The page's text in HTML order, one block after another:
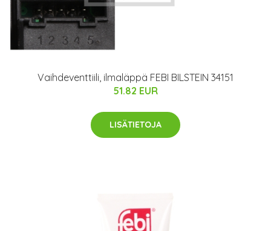
Vaihdeventtiili, ilmaläppä FEBI BILSTEIN 34151
51.82 EUR
LISÄTIETOJA